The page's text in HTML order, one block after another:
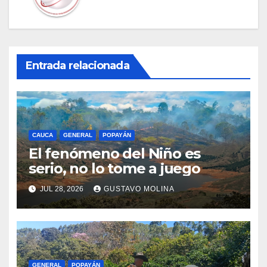
Entrada relacionada
CAUCA GENERAL POPAYÁN
El fenómeno del Niño es
serio, no lo tome a juego
JUL 28, 2026 GUSTAVO MOLINA
GENERAL POPAYÁN